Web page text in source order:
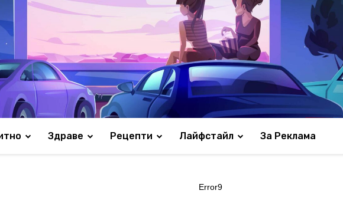
Здраве Рецепти Лайфстайл За Реклама
Error9